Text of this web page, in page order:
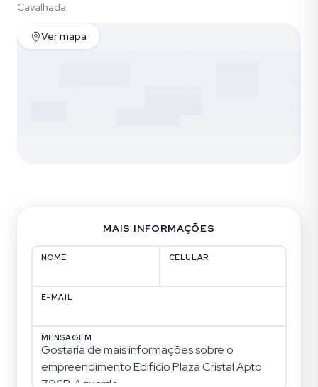
Cavalhada
Ver mapa
MAIS INFORMAÇÕES
NOME CELULAR
E-MAIL
MENSAGEM